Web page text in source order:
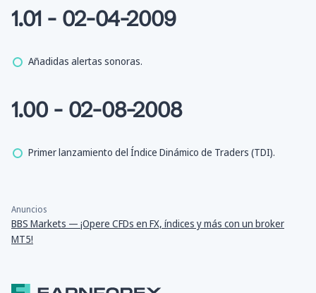
1.01 - 02-04-2009
Añadidas alertas sonoras.
1.00 - 02-08-2008
Primer lanzamiento del Índice Dinámico de Traders (TDI).
Anuncios
BBS Markets — ¡Opere CFDs en FX, índices y más con un broker
MT5!